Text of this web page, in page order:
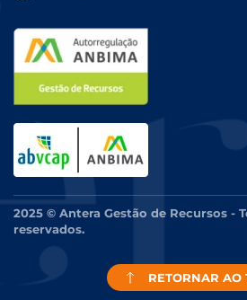
2025 © Antera Gestão de Recursos -
reservados.
RETORNAR AO